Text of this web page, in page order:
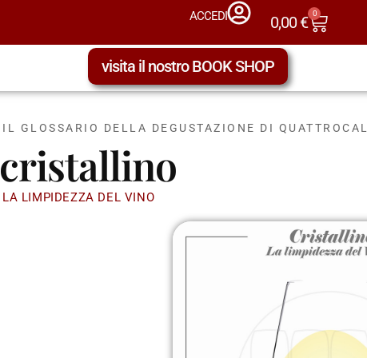
ACCEDI 0,00€ 0
visita il nostro BOOK SHOP
IL GLOSSARIO DELLA DEGUSTAZIONE DI
cristallino
LA LIMPIDEZZA DEL VINO